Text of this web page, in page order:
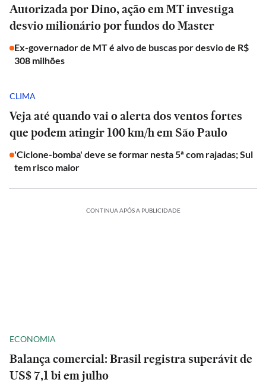
Autorizada por Dino, ação em MT investiga
desvio milionário por fundos do Master
Ex-governador de MT é alvo de buscas por desvio de R$
308 milhões
CLIMA
Veja até quando vai o alerta dos ventos fortes
que podem atingir 100 km/h em São Paulo
'Ciclone-bomba' deve se formar nesta 5ª com rajadas; Sul
tem risco maior
CONTINUA APÓS A PUBLICIDADE
ECONOMIA
Balança comercial: Brasil registra superávit de
US$ 7,1 bi em julho